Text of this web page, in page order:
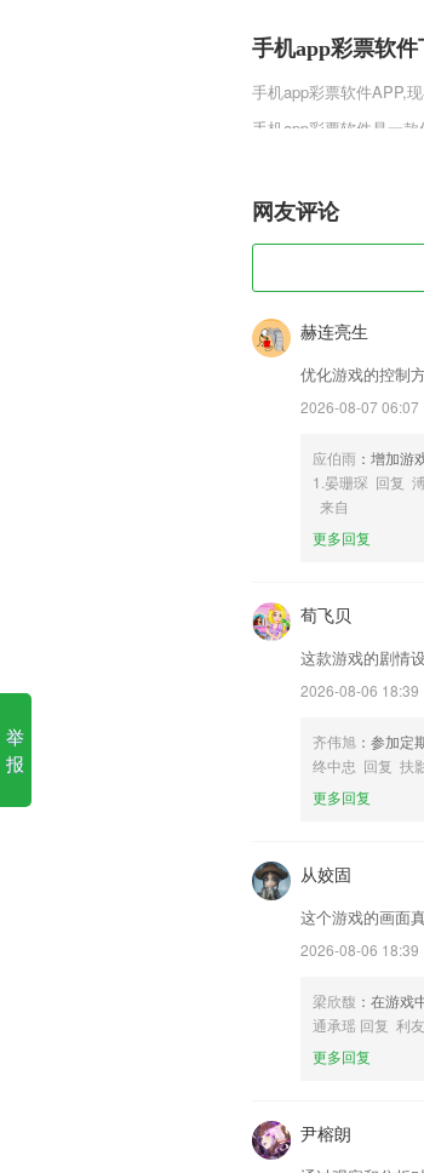
手机app彩票软
手机app彩票软件APP,
手机app彩票软件是一
其貌不扬，但是可以
手机app彩票软件
2,十分的好用，能够把
3,【天气提醒】显示7内
4,详细的答案解析，让
5,核心：课程快速标准
手机app彩票软
1.这里的各种题目更新
2.查看与孩子有关的消
4.两年来，本校与众多
5.主要有重点难点突破
生构建完整的知识体系
6.收录李白、杜甫、王
ui简化，图片一键设置手
调整消息工作台我的UI效
系统上线
以上就是手机app彩票
网友评论
赫连亮生
优化游戏的控制
2026-08-07 06:07
应伯雨 ：增加游
1.晏珊琛 回复
来自
更多回复
荀飞贝
这款游戏的剧情
2026-08-06 18:39
齐伟旭 ：参加定
终中忠 回复 扶
更多回复
从姣固
这个游戏的画面
2026-08-06 18:39
梁欣馥 ：在游戏
通承瑶 回复 利
更多回复
尹榕朗
举
报